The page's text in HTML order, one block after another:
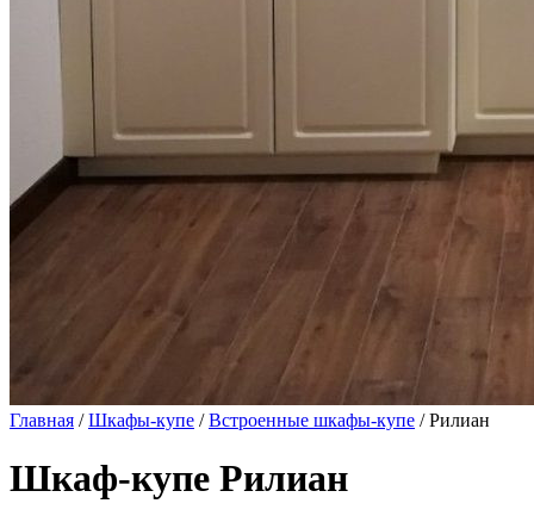
Главная /Шкафы-купе /Встроенные шкафы-купе / Рилиан
Шкаф-купе Рилиан